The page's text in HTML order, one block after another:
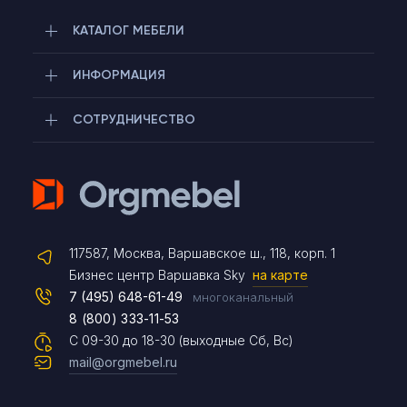
КАТАЛОГ МЕБЕЛИ
ИНФОРМАЦИЯ
СОТРУДНИЧЕСТВО
117587, Москва, Варшавское ш., 118, корп. 1
Бизнес центр Варшавка Sky на карте
С 09-30 до 18-30 (выходные Сб, Вс)
7 (495) 648-61-49 многоканальный
8 (800) 333-11-53
mail@orgmebel.ru
Telegram
Max
Чат на сайте